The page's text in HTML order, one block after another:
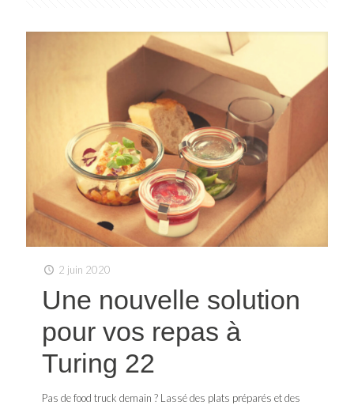
2 juin 2020
Une nouvelle solution
pour vos repas à
Turing 22
Pas de food truck demain ? Lassé des plats préparés et des